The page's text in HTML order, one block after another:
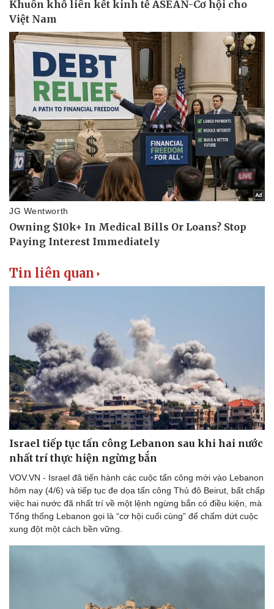
Thể thao
Lịch thi đấu bóng đá
Thế giới thể thao
eSports
Hậu trường
Ô tô - Xe máy
Xe máy
Tư vấn
Tin liên quan
Israel tiếp tục tấn công Lebanon sau khi hai nước
nhất trí thực hiện ngừng bắn
VOV.VN - Israel đã tiến hành các cuộc tấn công mới vào Lebanon
hôm nay (4/6) và tiếp tục đe dọa tấn công Thủ đô Beirut, bất chấp
việc hai nước đã nhất trí về một lệnh ngừng bắn có điều kiện, mà
Tổng thống Lebanon gọi là “cơ hội cuối cùng” để chấm dứt cuộc
xung đột một cách bền vững.